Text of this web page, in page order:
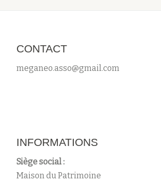
CONTACT
meganeo.asso@gmail.com
INFORMATIONS
Siège social :
Maison du Patrimoine